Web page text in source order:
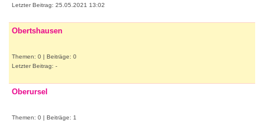
Letzter Beitrag: 25.05.2021 13:02
Obertshausen
Themen: 0 | Beiträge: 0
Letzter Beitrag: -
Oberursel
Themen: 0 | Beiträge: 1